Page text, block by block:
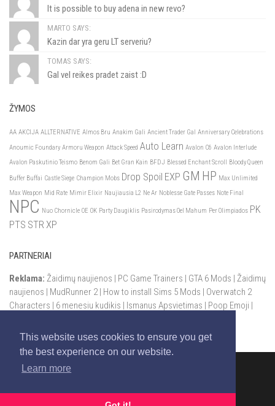
This website uses cookies to ensure you get
the best experience on our website.
Learn more
It is possible to buy adena in new revo?
MARTO SAYS:
Kazin dar yra geru LT serveriu?
TOMAS SAYS:
Gal vel reikes pradet zaist :D
ŽYMOS
AA AKCIJA ALLTERNATIVE Almos Bru Anakim Gali Ancient Trader Gal Anniversary Celebrations
Anoumic Foundary Armoru Weapon Attack Speed Auto Learn Avalon C6 Avalon Interlude
Avalon Paskutinio Teismo Benom Gali Bet Gran Kain BFDJ Blessed Enchant Scroll Bloody Queen
Buffer Buffai Castle Siege Champion Mobs Drop Spoil EXP GM HP Max Unlimited
Max Weapon Mid Rate Mimir Elixir Naujiausia L2 Ne Ar Noblesse Gate Passes Note Final
NPC Nuo Chornicle OE OK Party Daugiklis Pasirodymas Oel Mahum Per Olimpiados PK
PTS STR XP
PARTNERIAI
Reklama: Žaidimų naujienos | PC Game Trainers | GTA 6 Mods | Žaidimų
naujienos | MudRunner 2| How to install Sims 5 Mods | Overwatch 2
Characters | 6 menesiu kudikis | Ismanus Apsvietimas | Poop Emoji |